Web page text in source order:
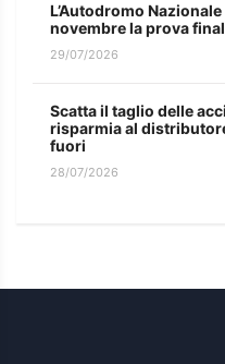
L’Autodromo
novembre la prova
29/07/2026
Scatta il taglio delle
risparmia al
fuori
28/07/2026